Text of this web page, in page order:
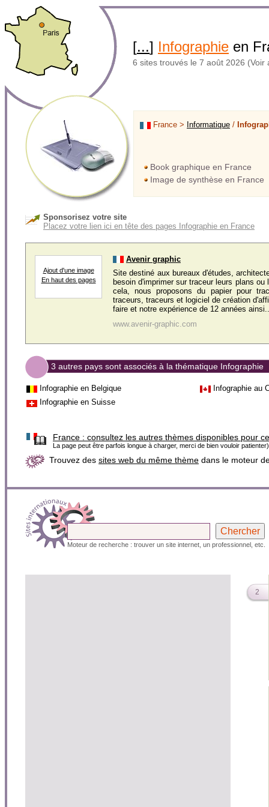
[...] Infographie en
6 sites trouvés le 7 août 2026 (Voir
France > Informatique /
Book graphique en France
Image de synthèse en France
Sponsorisez votre site
Placez votre lien ici en tête des pages Infographie en France
Ajout d'une image
En haut des pages
Avenir graphic
Site destiné aux bureaux d'études,
besoin d'imprimer sur traceur leurs plans ou
cela, nous proposons du papier pour
traceurs, traceurs et logiciel de création
faire et notre expérience de 12 années
www.avenir-graphic.com
3 autres pays sont associés à la thématique Infographie
Infographie en Belgique
Infographie au
Infographie en Suisse
France : consultez les autres thèmes disponibles pour
La page peut être parfois longue à charger, merci de bien vouloir patienter)
Trouvez des sites web du même thème dans le moteur
Moteur de recherche : trouver un site internet, un professionnel, etc.
2